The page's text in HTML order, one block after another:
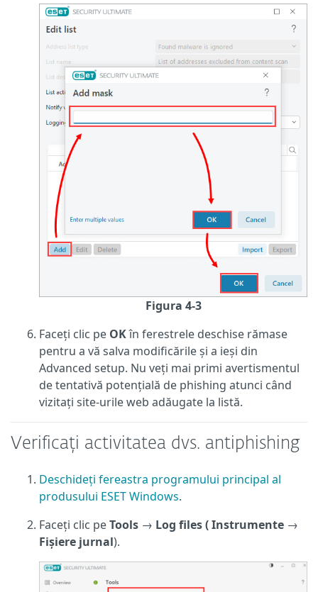
Figura 4-3
Faceți clic pe OKîn ferestrele deschise rămase
pentru a vă salva modificările și a ieși din
Advanced setup. Nu veți mai primi avertismentul
de tentativă potențială de phishing atunci când
vizitați site-urile web adăugate la listă.
Verificați activitatea dvs. antiphishing
Deschideți fereastra programului principal al
produsului ESET Windows.
Faceți clic peTools → Log files (Instrumente →
Fișiere jurnal).